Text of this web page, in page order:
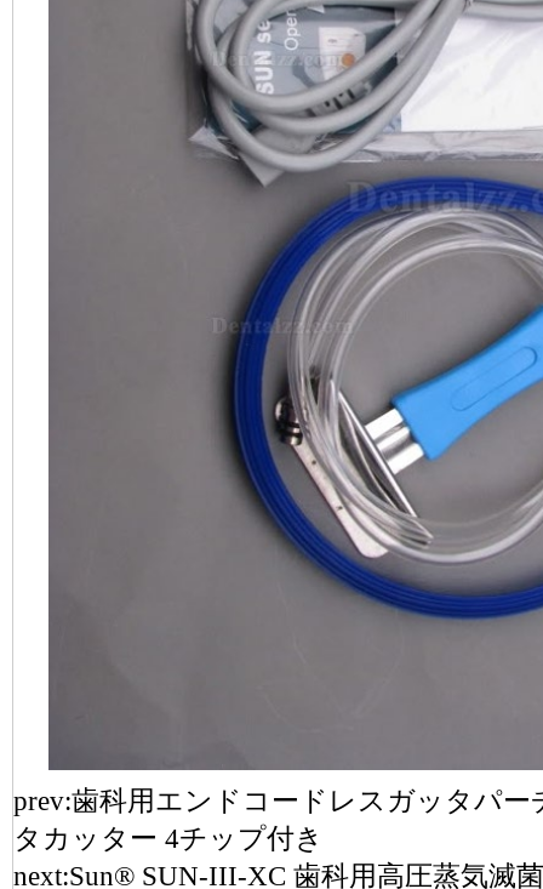
prev:歯科用エンドコードレスガッタパ
タカッター 4チップ付き
next:Sun® SUN-III-XC 歯科用高圧蒸気滅